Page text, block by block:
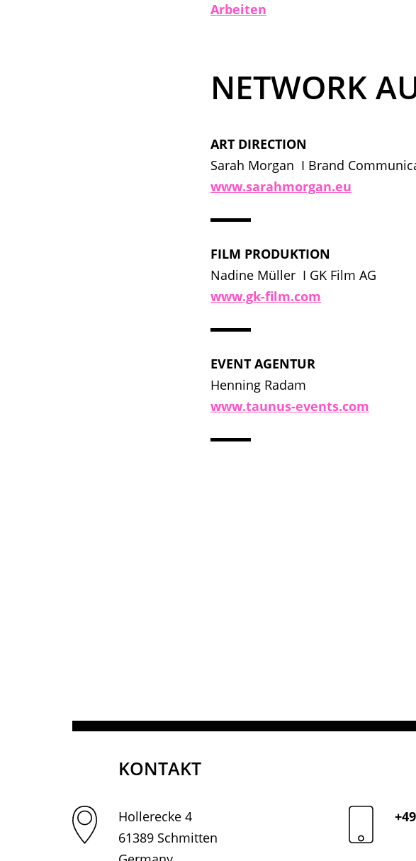
Arbeiten
NETWORK
ART DIRECTION
Sarah Morgan I Brand
www.sarahmorgan.eu
FILM PRODUKTION
Nadine Müller I GK Film AG
www.gk-film.com
EVENT AGENTUR
Henning Radam
www.taunus-events.com
KONTAKT
Hollerecke 4
61389 Schmitten